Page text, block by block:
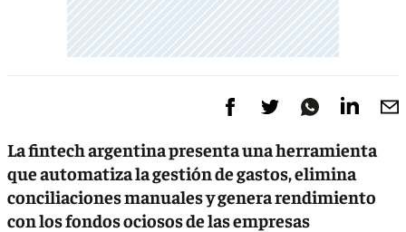
La fintech argentina presenta una herramienta
que automatiza la gestión de gastos, elimina
conciliaciones manuales y genera rendimiento
con los fondos ociosos de las empresas